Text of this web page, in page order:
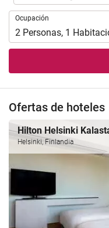
realizar
búsqueda
de
fin
para
realizar
hotel.
Ocupación
Ocupación
2 Personas, 1
Ofertas de hoteles
Hilton Helsinki
Helsinki, Finlandia